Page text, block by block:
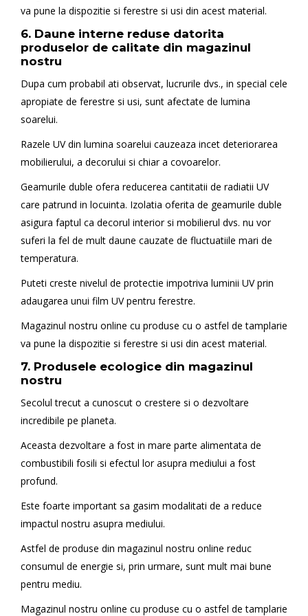
va pune la dispozitie si ferestre si usi din acest material.
6. Daune interne reduse datorita
produselor de calitate din magazinul
nostru
Dupa cum probabil ati observat, lucrurile dvs., in special cele
apropiate de ferestre si usi, sunt afectate de lumina
soarelui.
Razele UV din lumina soarelui cauzeaza incet deteriorarea
mobilierului, a decorului si chiar a covoarelor.
Geamurile duble ofera reducerea cantitatii de radiatii UV
care patrund in locuinta. Izolatia oferita de geamurile duble
asigura faptul ca decorul interior si mobilierul dvs. nu vor
suferi la fel de mult daune cauzate de fluctuatiile mari de
temperatura.
Puteti creste nivelul de protectie impotriva luminii UV prin
adaugarea unui film UV pentru ferestre.
Magazinul nostru online cu produse cu o astfel de tamplarie
va pune la dispozitie si ferestre si usi din acest material.
7. Produsele ecologice din magazinul
nostru
Secolul trecut a cunoscut o crestere si o dezvoltare
incredibile pe planeta.
Aceasta dezvoltare a fost in mare parte alimentata de
combustibili fosili si efectul lor asupra mediului a fost
profund.
Este foarte important sa gasim modalitati de a reduce
impactul nostru asupra mediului.
Astfel de produse din magazinul nostru online reduc
consumul de energie si, prin urmare, sunt mult mai bune
pentru mediu.
Magazinul nostru online cu produse cu o astfel de tamplarie